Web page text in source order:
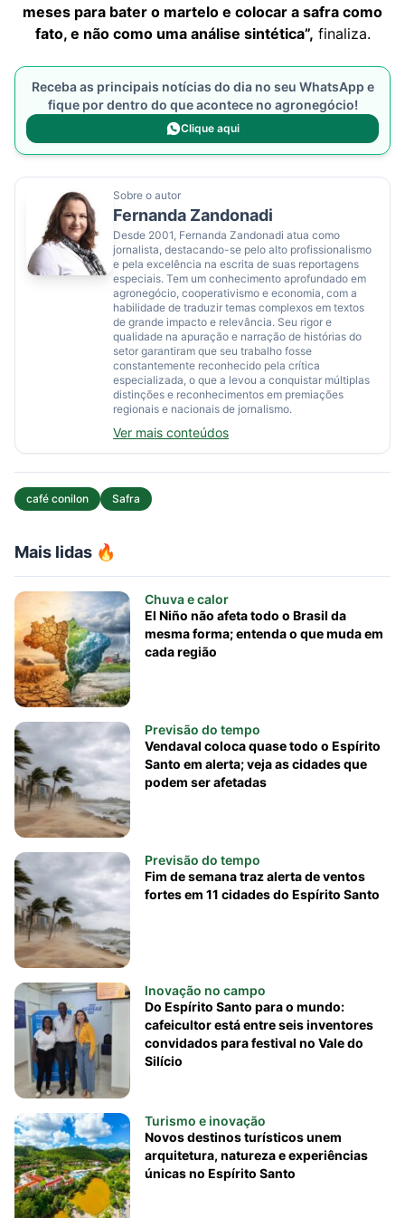
Mais lidas 🔥
Chuva e calor
El Niño não afeta todo o Brasil da
mesma forma; entenda o que muda em
cada região
Previsão do tempo
Vendaval coloca quase todo o Espírito
Santo em alerta; veja as cidades que
podem ser afetadas
Previsão do tempo
Fim de semana traz alerta de ventos
fortes em 11 cidades do Espírito Santo
Inovação no campo
Do Espírito Santo para o mundo:
cafeicultor está entre seis inventores
convidados para festival no Vale do
Silício
Turismo e inovação
Novos destinos turísticos unem
arquitetura, natureza e experiências
únicas no Espírito Santo
meses para bater o martelo e colocar a safra como
fato, e não como uma análise sintética”, finaliza.
Receba as principais notícias do dia no seu WhatsApp e
fique por dentro do que acontece no agronegócio!
Clique aqui
Sobre o autor
Fernanda Zandonadi
Desde 2001, Fernanda Zandonadi atua como
jornalista, destacando-se pelo alto profissionalismo
e pela excelência na escrita de suas reportagens
especiais. Tem um conhecimento aprofundado em
agronegócio, cooperativismo e economia, com a
habilidade de traduzir temas complexos em textos
de grande impacto e relevância. Seu rigor e
qualidade na apuração e narração de histórias do
setor garantiram que seu trabalho fosse
constantemente reconhecido pela crítica
especializada, o que a levou a conquistar múltiplas
distinções e reconhecimentos em premiações
regionais e nacionais de jornalismo.
Ver mais conteúdos
café conilon Safra